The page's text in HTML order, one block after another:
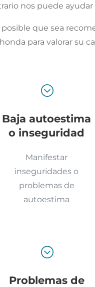
nos puede
que sea
para valorar su
;
Baja autoestima
o inseguridad
Manifestar
inseguridades o
problemas de
autoestima
;
Problemas de